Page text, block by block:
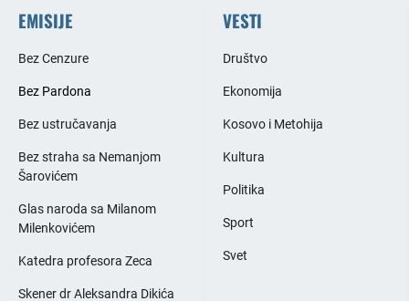
EMISIJE
Bez Cenzure
Bez Pardona
Bez ustručavanja
Bez straha sa Nemanjom
Šarovićem
Glas naroda sa Milanom
Milenkovićem
Katedra profesora Zeca
Skener dr Aleksandra Dikića
VESTI
Društvo
Ekonomija
Kosovo i Metohija
Kultura
Politika
Sport
Svet